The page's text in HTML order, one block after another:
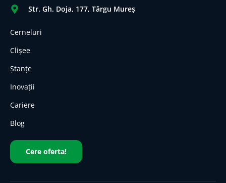
Str. Gh. Doja, 177, Târgu Mureș
Cerneluri
Clișee
Ștanțe
Inovații
Cariere
Blog
Cere oferta!